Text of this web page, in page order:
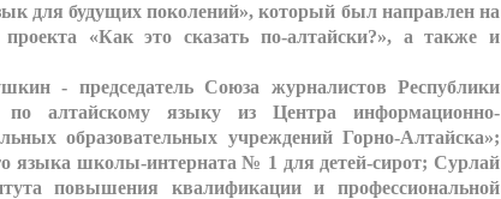
для будущих поколений», который был направлен на
«Как это сказать по-алтайски?», а также и
- председатель Союза журналистов Республики
алтайскому языку из Центра информационно-
образовательных учреждений Горно-Алтайска»;
языка школы-интерната № 1 для детей-сирот; Сурлай
повышения квалификации и профессиональной